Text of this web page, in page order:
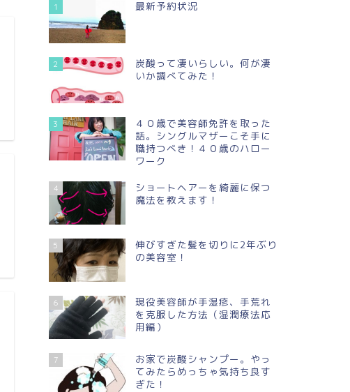
1 最新予約状況
2
炭酸って凄いらしい。何が凄
いか調べてみた！
3
４０歳で美容師免許を取った
話。シングルマザーこそ手に
職持つべき！４０歳のハロー
ワーク
4
ショートヘアーを綺麗に保つ
魔法を教えます！
5
伸びすぎた髪を切りに2年ぶり
の美容室！
6
現役美容師が手湿疹、手荒れ
を克服した方法（湿潤療法応
用編）
7
お家で炭酸シャンプー。やっ
てみたらめっちゃ気持ち良す
ぎた！